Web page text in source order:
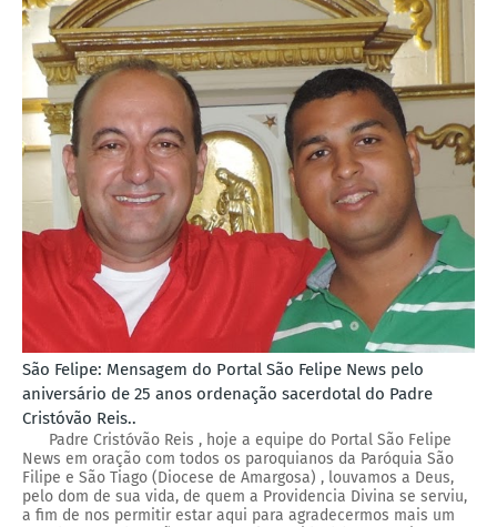
São Felipe: Mensagem do Portal São Felipe News pelo
aniversário de 25 anos ordenação sacerdotal do Padre
Cristóvão Reis..
Padre Cristóvão Reis , hoje a equipe do Portal São Felipe
News em oração com todos os paroquianos da Paróquia São
Filipe e São Tiago (Diocese de Amargosa) , louvamos a Deus,
pelo dom de sua vida, de quem a Providencia Divina se serviu,
a fim de nos permitir estar aqui para agradecermos mais um